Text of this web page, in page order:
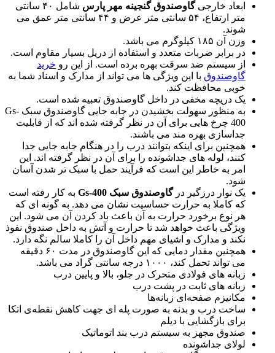
ابعاد خارجیگاوصندوق گنجینه مهر پارس
شامل ۴۰ سانتی
متر ارتفاع، ۵۴ سانتی متر عرض و ۴۴ سانتی متر عمق می
شوند.
وزن آن ۱۸۵ کیلوگرم می باشد.
در برابر ضربات متعدد و استفاده از دریل بسیار مقاوم است.
از سیستم ضد سرقت بهره برده است. از این رو خرید
گاوصندوق با این ویژگی ها می تواند از مدارک و اسناد شما به
خوبی محافظت کند.
یک دریچه مخفی در داخل گاوصندوق تعبیه شده است.
به منظور سهولت بخشیدن در جابه جایی گاوصندوق سبک Gs-
400 چرخ هایی برای آن در نظر گرفته شده اند که از قابلیت
جداسازی بهره مند می باشند.
همچنین برای اینکه بتوانند درب را در هنگام جابه جایی جدا
کنند، لوله های جداشونده را برای آن در نظر گرفته اند. این
امر به خاطر این است که فرآیند حمل با سبک تر شدن آسان
شود.
یک نوار درزگیر درگاوصندوق سبک Gs-400 به کار رفته است
که کاملا به حرارت حساسیت نشان می دهد. به گونه ای که
هر نوع برخورد حرارت به آن باعث باد کردن آن می شود. این
ویژگی باعث خواهد شد تا حرارت و آتش به داخل صندوق نفوذ
نکند و مدارک و اشیای مهم داخل آن را کاملا سالم نگه دارد.
همچنین مقدار دمایی که این گاوصندوق در مدت ۶۰ دقیقه
می تواند تحمل کند، ۱۰۰۰ درجه سانتی گراد می باشد.
زبانه های فولادی متحرک در جلو، بالا و پایین درب
زبانه های ثابت در پشت درب
مکانیزم صفحه‌ای زبانه‌ها
ساخت درب و بدنه به صورت پله ای جهت کاهش نقطه‌ی اتکا
برای بازگشایی با دیلم
صندوق مجهز به سیستم درب بند اتوماتیک
لولای جداشونده